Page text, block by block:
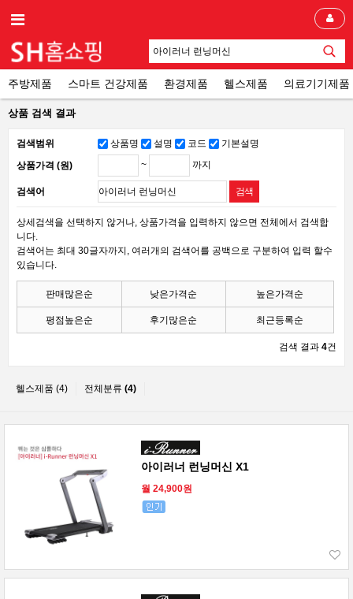
주방제품 스마트 건강제품 환경제품 헬스제품 의료기기제품
상품 검색 결과
검색범위 상품명 설명 코드
기본설명
상품가격 (원)
~ 까지
검색어
상세검색을 선택하지 않거나, 상품가격을 입력하지 않으면 전체에서 검색합
니다.
검색어는 최대 30글자까지, 여러개의 검색어를 공백으로 구분하여 입력 할수
있습니다.
판매많은순 낮은가격순 높은가격순
평점높은순 후기많은순 최근등록순
검색 결과 4건
헬스제품 (4) 전체분류 (4)
아이러너 런닝머신 X1
월 24,900원